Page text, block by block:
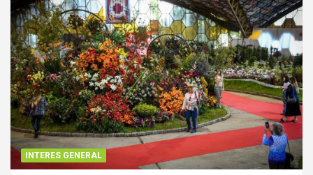
INTERES GENERAL